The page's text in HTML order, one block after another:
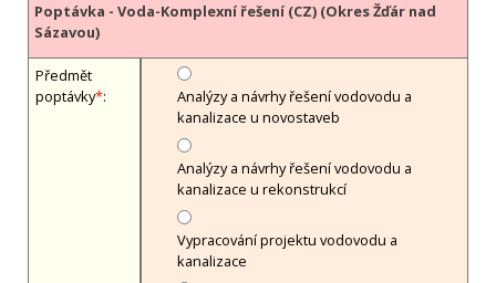
Poptávka - Voda-Komplexní řešení (CZ) (Okres Žďár nad
Sázavou)
Předmět
poptávky*:
Analýzy a návrhy řešení vodovodu a
kanalizace u novostaveb
Analýzy a návrhy řešení vodovodu a
kanalizace u rekonstrukcí
Vypracování projektu vodovodu a
kanalizace